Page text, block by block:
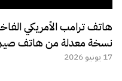
هاتف ترامب الأمريكي
نسخة معدلة من هاتف
17 يونيو 2026